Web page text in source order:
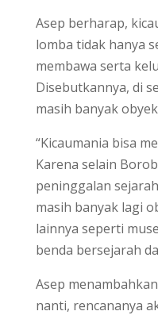
Asep berharap,
lomba tidak hanya
membawa serta
Disebutkannya, di
masih banyak
“Kicaumania bisa
Karena selain
peninggalan
masih banyak lagi
lainnya seperti
benda bersejarah
Asep
nanti, rencananya